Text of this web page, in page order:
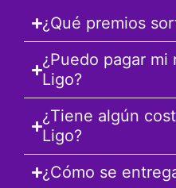
¿Qué premios
¿Puedo pagar
Ligo?
¿Tiene algún
Ligo?
¿Cómo se